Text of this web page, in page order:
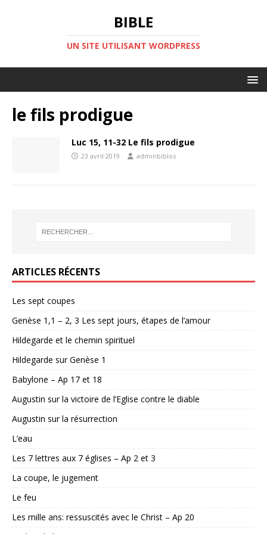
BIBLE
UN SITE UTILISANT WORDPRESS
le fils prodigue
Luc 15, 11-32 Le fils prodigue
23 avril 2019 adminbiblos
ARTICLES RÉCENTS
Les sept coupes
Genèse 1,1 – 2, 3 Les sept jours, étapes de l’amour
Hildegarde et le chemin spirituel
Hildegarde sur Genèse 1
Babylone – Ap 17 et 18
Augustin sur la victoire de l’Eglise contre le diable
Augustin sur la résurrection
L’eau
Les 7 lettres aux 7 églises – Ap 2 et 3
La coupe, le jugement
Le feu
Les mille ans: ressuscités avec le Christ – Ap 20